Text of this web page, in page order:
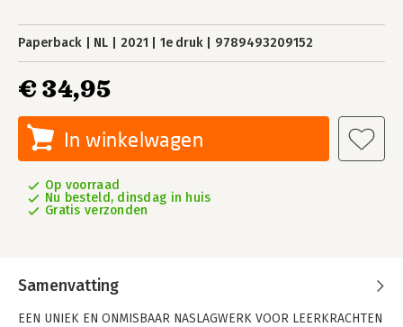
Paperback NL 2021 1e druk 9789493209152
€ 34,95
In winkelwagen
Op voorraad
Nu besteld, dinsdag in huis
Gratis verzonden
Samenvatting
EEN UNIEK EN ONMISBAAR NASLAGWERK VOOR LEERKRACHTEN